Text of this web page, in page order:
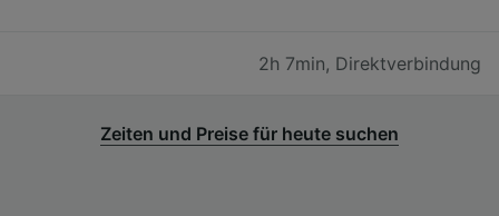
2h 7min, Direktverbindung
Zeiten und Preise für heute suchen